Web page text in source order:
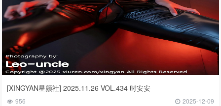
[XINGYAN星颜社] 2025.11.26 VOL.434 时安安
956 2025-12-09